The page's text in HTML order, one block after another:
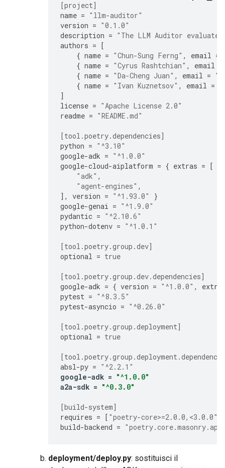
[project]
name = "llm-auditor"
version = "0.1.0"
description = "The LLM Auditor
authors =
[
{ name = "Chun-Sung Ferng" , email =
{ name = "Cyrus Rashtchian" , email
{ name = "Da-Cheng Juan" , email =
{ name = "Ivan Kuznetsov" , email =
]
license = "Apache License 2.0"
readme = "README.md"
[tool.poetry.dependencies]
python = "^3.10"
google-adk = "^1.0.0"
google-cloud-aiplatform = { extras =
[
"adk" ,
"agent-engines" ,
],
version = "^1.93.0"
}
google-genai = "^1.9.0"
pydantic = "^2.10.6"
python-dotenv = "^1.0.1"
[tool.poetry.group.dev]
optional = true
[tool.poetry.group.dev.dependencies]
google-adk = { version = "^1.0.0" ,
pytest = "^8.3.5"
pytest-asyncio = "^0.26.0"
[tool.poetry.group.deployment]
optional = true
absl-py = "^2.2.1"
google-adk = "^1.0.0"
a2a-sdk = "^0.3.0"
[build-system]
requires = [ "poetry-core>=2.0.0,<3.0.0"
build-backend =
deployment/deploy.py: sostituisci il